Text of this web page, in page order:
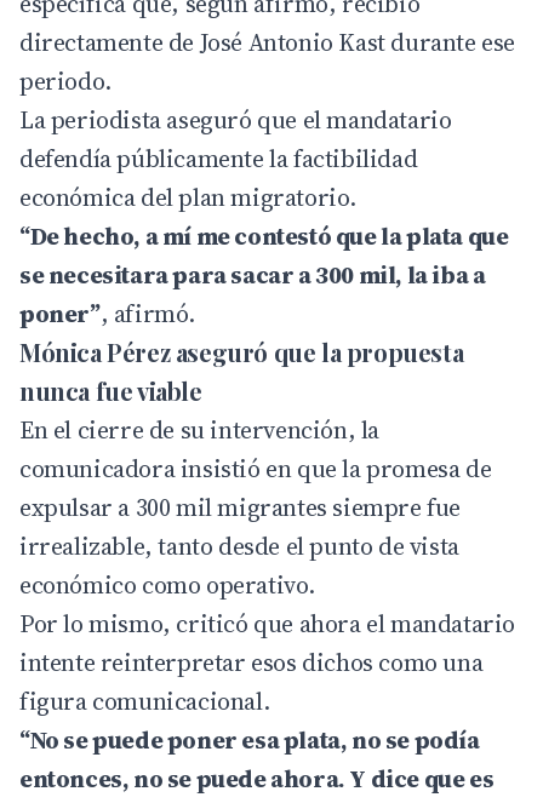
directamente de José Antonio Kast durante ese
periodo.
La periodista aseguró que el mandatario
defendía públicamente la factibilidad
económica del plan migratorio.
“De hecho, a mí me contestó que la plata que
se necesitara para sacar a 300 mil, la iba a
poner”, afirmó.
Mónica Pérez aseguró que la propuesta
nunca fue viable
En el cierre de su intervención, la
comunicadora insistió en que la promesa de
expulsar a 300 mil migrantes siempre fue
irrealizable, tanto desde el punto de vista
económico como operativo.
Por lo mismo, criticó que ahora el mandatario
intente reinterpretar esos dichos como una
figura comunicacional.
“No se puede poner esa plata, no se podía
entonces, no se puede ahora. Y dice que es